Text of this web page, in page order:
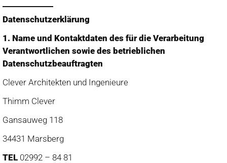
Datenschutzerklärung
1. Name und Kontaktdaten des für die Verarbeitung
Verantwortlichen sowie des betrieblichen
Datenschutzbeauftragten
Clever Architekten und Ingenieure
Thimm Clever
Gansauweg 118
34431 Marsberg
TEL 02992 – 84 81